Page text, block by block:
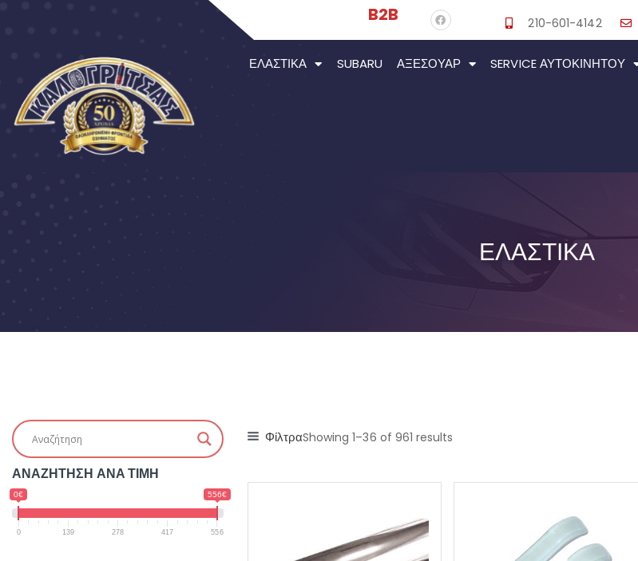
B2B 210-601-4142
ΕΛΑΣΤΙΚΆ SUBARU ΑΞΕΣΟΥΆΡ SERVICE ΑΥΤΟΚΙΝΉΤΟΥ
ΕΛΑΣΤΙΚΑ
ΑΝΑΖΗΤΗΣΗ ΑΝΑ ΤΙΜΗ
0€ 556€
0 139 278 417 556
ΦίλτραShowing 1–36 of 961 results